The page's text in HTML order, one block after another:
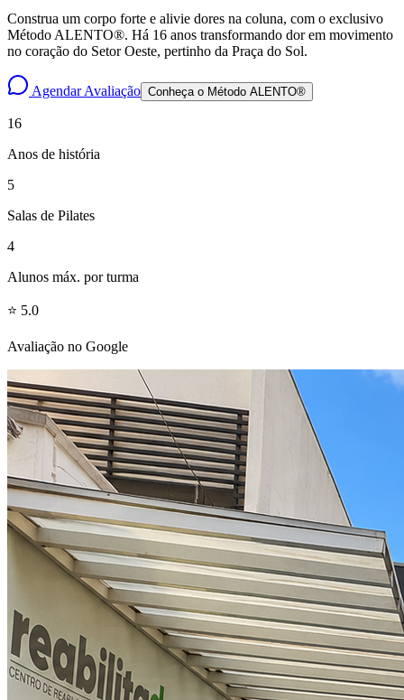
Construa um corpo forte e alivie dores na coluna, com o exclusivo
Método ALENTO®. Há 16 anos transformando dor em movimento
no coração do Setor Oeste, pertinho da Praça do Sol.
Agendar Avaliação Conheça o Método ALENTO®
16
Anos de história
5
Salas de Pilates
4
Alunos máx. por turma
⭐ 5.0
Avaliação no Google